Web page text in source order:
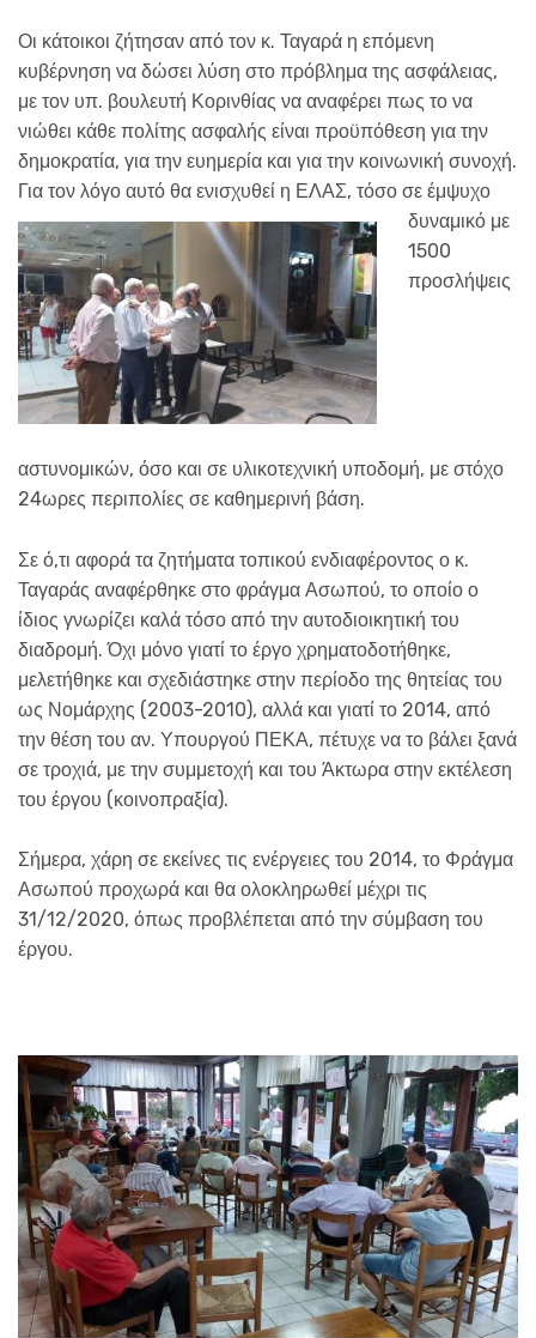
Οι κάτοικοι ζήτησαν από τον κ. Ταγαρά η επόμενη
κυβέρνηση να δώσει λύση στο πρόβλημα της ασφάλειας,
με τον υπ. βουλευτή Κορινθίας να αναφέρει πως το να
νιώθει κάθε πολίτης ασφαλής είναι προϋπόθεση για την
δημοκρατία, για την ευημερία και για την κοινωνική συνοχή.
Για τον λόγο αυτό θα ενισχυθεί η ΕΛΑΣ, τόσο σε έμψυχο
δυναμικό με
1500
προσλήψεις
αστυνομικών, όσο και σε υλικοτεχνική υποδομή, με στόχο
24ωρες περιπολίες σε καθημερινή βάση.
Σε ό,τι αφορά τα ζητήματα τοπικού ενδιαφέροντος ο κ.
Ταγαράς αναφέρθηκε στο φράγμα Ασωπού, το οποίο ο
ίδιος γνωρίζει καλά τόσο από την αυτοδιοικητική του
διαδρομή. Όχι μόνο γιατί το έργο χρηματοδοτήθηκε,
μελετήθηκε και σχεδιάστηκε στην περίοδο της θητείας του
ως Νομάρχης (2003-2010), αλλά και γιατί το 2014, από
την θέση του αν. Υπουργού ΠΕΚΑ, πέτυχε να το βάλει ξανά
σε τροχιά, με την συμμετοχή και του Άκτωρα στην εκτέλεση
του έργου (κοινοπραξία).
Σήμερα, χάρη σε εκείνες τις ενέργειες του 2014, το Φράγμα
Ασωπού προχωρά και θα ολοκληρωθεί μέχρι τις
31/12/2020, όπως προβλέπεται από την σύμβαση του
έργου.